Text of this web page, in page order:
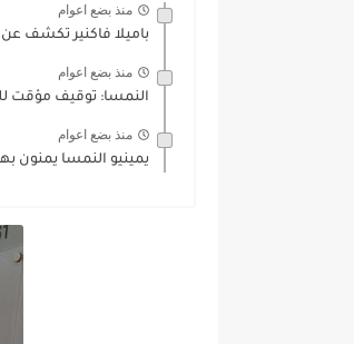
منذ بضع اعوام
باميلا فاكنير تكشف
منذ بضع اعوام
النمسا: توقيف مؤقت
منذ بضع اعوام
يمينيو النمسا يمنون